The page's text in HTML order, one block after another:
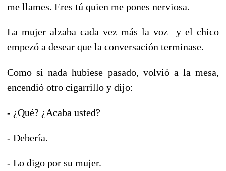
me llames. Eres tú quien me pones nerviosa.
La mujer alzaba cada vez más la voz y el chico
empezó a desear que la conversación terminase.
Como si nada hubiese pasado, volvió a la mesa,
encendió otro cigarrillo y dijo:
- ¿Qué? ¿Acaba usted?
- Debería.
- Lo digo por su mujer.